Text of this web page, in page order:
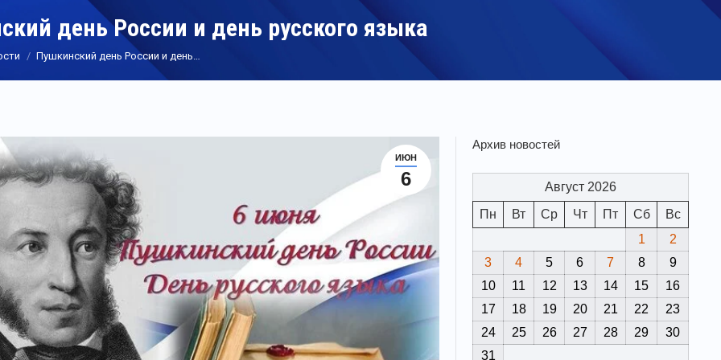
день России и день русского языка
Пушкинский день России и день…
ИЮН
6
Архив новостей
Август 2026
Пн
Вт Ср Чт Пт Сб
Вс
1
2
3
4 5 6 7 8
9
10
11 12 13 14 15
16
17
18 19 20 21 22
23
24
25 26 27 28 29
30
31